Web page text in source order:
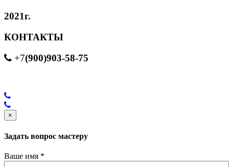
2021г.
КОНТАКТЫ
+7(900)903-58-75
×
Задать вопрос мастеру
Ваше имя *